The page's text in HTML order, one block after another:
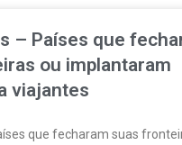
– Países que
ou implantaram
viajantes
que fecharam suas